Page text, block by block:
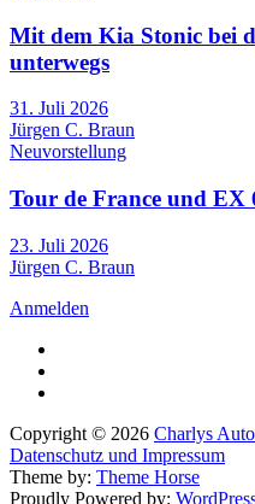
Mit dem Kia Stonic bei
unterwegs
31. Juli 2026
Jürgen C. Braun
Neuvorstellung
Tour de France und EX
23. Juli 2026
Jürgen C. Braun
Anmelden
Copyright © 2026 Charlys
Datenschutz und Impressum
Theme by: Theme Horse
Proudly Powered by: